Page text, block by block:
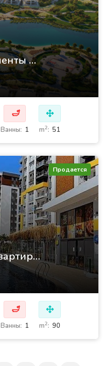
Роскошные апартаменты на продажу в Дубае по удобным и выгодным ценам - Elo 3
🛁
Ванны: 1 m2: 51
Продается
Срочная продажа квартиры 2+1 в районе Кепез, Анталия
🛁
Ванны: 1 m2: 90